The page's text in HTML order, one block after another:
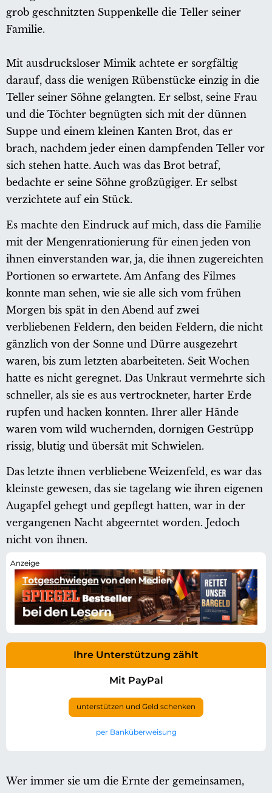
grob geschnitzten Suppenkelle die Teller seiner
Familie.
Mit ausdrucksloser Mimik achtete er sorgfältig
darauf, dass die wenigen Rübenstücke einzig in die
Teller seiner Söhne gelangten. Er selbst, seine Frau
und die Töchter begnügten sich mit der dünnen
Suppe und einem kleinen Kanten Brot, das er
brach, nachdem jeder einen dampfenden Teller vor
sich stehen hatte. Auch was das Brot betraf,
bedachte er seine Söhne großzügiger. Er selbst
verzichtete auf ein Stück.
Es machte den Eindruck auf mich, dass die Familie
mit der Mengenrationierung für einen jeden von
ihnen einverstanden war, ja, die ihnen zugereichten
Portionen so erwartete. Am Anfang des Filmes
konnte man sehen, wie sie alle sich vom frühen
Morgen bis spät in den Abend auf zwei
verbliebenen Feldern, den beiden Feldern, die nicht
gänzlich von der Sonne und Dürre ausgezehrt
waren, bis zum letzten abarbeiteten. Seit Wochen
hatte es nicht geregnet. Das Unkraut vermehrte sich
schneller, als sie es aus vertrockneter, harter Erde
rupfen und hacken konnten. Ihrer aller Hände
waren vom wild wuchernden, dornigen Gestrüpp
rissig, blutig und übersät mit Schwielen.
Das letzte ihnen verbliebene Weizenfeld, es war das
kleinste gewesen, das sie tagelang wie ihren eigenen
Augapfel gehegt und gepflegt hatten, war in der
vergangenen Nacht abgeerntet worden. Jedoch
nicht von ihnen.
Ihre Unterstützung zählt
Mit PayPal
unterstützen und Geld schenken
per Banküberweisung
Wer immer sie um die Ernte der gemeinsamen,